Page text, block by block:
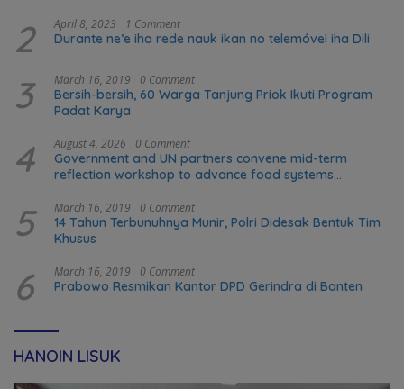
2 April 8, 2023 1 Comment
Durante ne’e iha rede nauk ikan no telemóvel iha Dili
3 March 16, 2019 0 Comment
Bersih-bersih, 60 Warga Tanjung Priok Ikuti Program
Padat Karya
4 August 4, 2026 0 Comment
Government and UN partners convene mid-term
reflection workshop to advance food systems
5 March 16, 2019 0 Comment
14 Tahun Terbunuhnya Munir, Polri Didesak Bentuk Tim
Khusus
6 March 16, 2019 0 Comment
Prabowo Resmikan Kantor DPD Gerindra di Banten
HANOIN LISUK